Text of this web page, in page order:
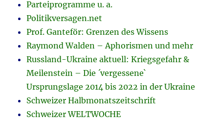
Parteiprogramme u. a.
Politikversagen.net
Prof. Ganteför: Grenzen des Wissens
Raymond Walden – Aphorismen und mehr
Russland-Ukraine aktuell: Kriegsgefahr &
Meilenstein – Die ´vergessene`
Ursprungslage 2014 bis 2022 in der Ukraine
Schweizer Halbmonatszeitschrift
Schweizer WELTWOCHE